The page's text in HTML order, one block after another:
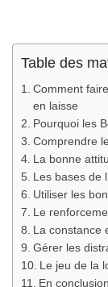
Table des
Comment
en laisse
Pourquoi les
Comprendre
La bonne
Les bases de
Utiliser les
Le
La constance
Gérer les
Le jeu de la
En